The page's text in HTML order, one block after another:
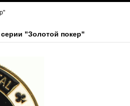
"Золотой покер"